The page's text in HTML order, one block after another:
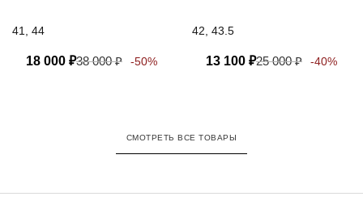
41, 44
18 000 ₽38 000₽ -50%
42, 43.5
13 100 ₽25 000₽ -40%
СМОТРЕТЬ ВСЕ ТОВАРЫ